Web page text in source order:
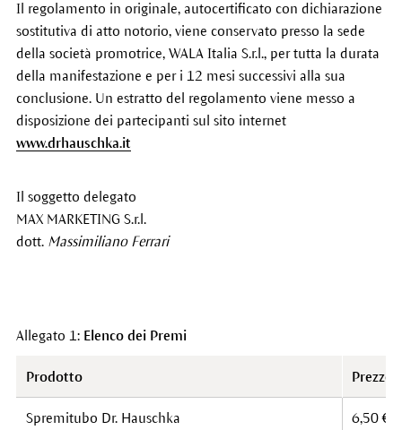
Il regolamento in originale, autocertificato con dichiarazione
sostitutiva di atto notorio, viene conservato presso la sede
della società promotrice, WALA Italia S.r.l., per tutta la durata
della manifestazione e per i 12 mesi successivi alla sua
conclusione. Un estratto del regolamento viene messo a
disposizione dei partecipanti sul sito internet
www.drhauschka.it
Il soggetto delegato
MAX MARKETING S.r.l.
dott. Massimiliano Ferrari
Allegato 1: Elenco dei Premi
Prodotto Prezzo
Spremitubo Dr. Hauschka 6,50 €